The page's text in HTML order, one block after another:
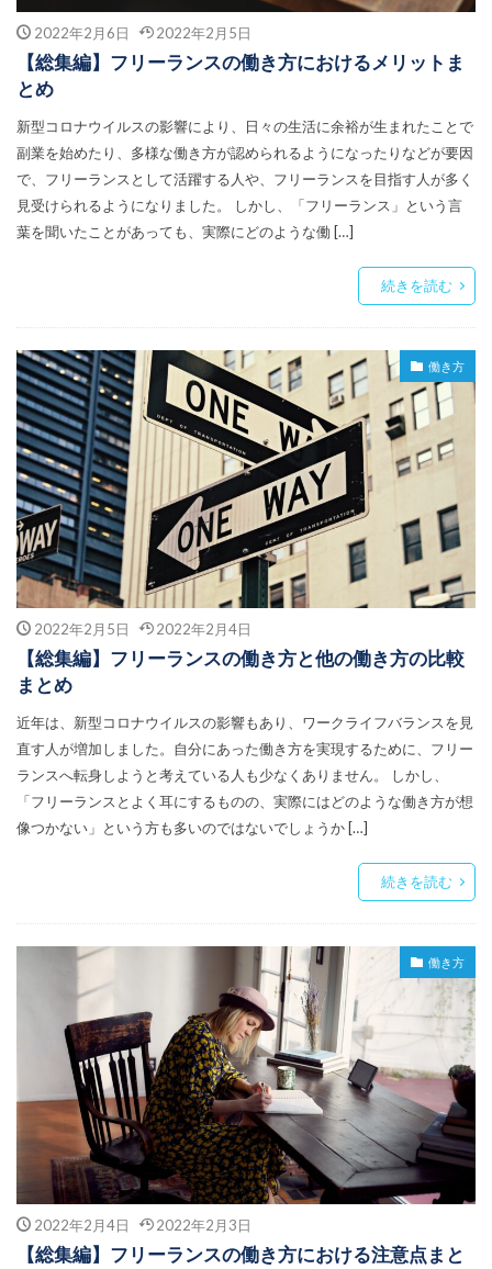
2022年2月6日 2022年2月5日
【総集編】フリーランスの働き方におけるメリットま
とめ
新型コロナウイルスの影響により、日々の生活に余裕が生まれたことで
副業を始めたり、多様な働き方が認められるようになったりなどが要因
で、フリーランスとして活躍する人や、フリーランスを目指す人が多く
見受けられるようになりました。 しかし、「フリーランス」という言
葉を聞いたことがあっても、実際にどのような働 […]
続きを読む
働き方
2022年2月5日 2022年2月4日
【総集編】フリーランスの働き方と他の働き方の比較
まとめ
近年は、新型コロナウイルスの影響もあり、ワークライフバランスを見
直す人が増加しました。自分にあった働き方を実現するために、フリー
ランスへ転身しようと考えている人も少なくありません。 しかし、
「フリーランスとよく耳にするものの、実際にはどのような働き方が想
像つかない」という方も多いのではないでしょうか […]
続きを読む
働き方
2022年2月4日 2022年2月3日
【総集編】フリーランスの働き方における注意点まと